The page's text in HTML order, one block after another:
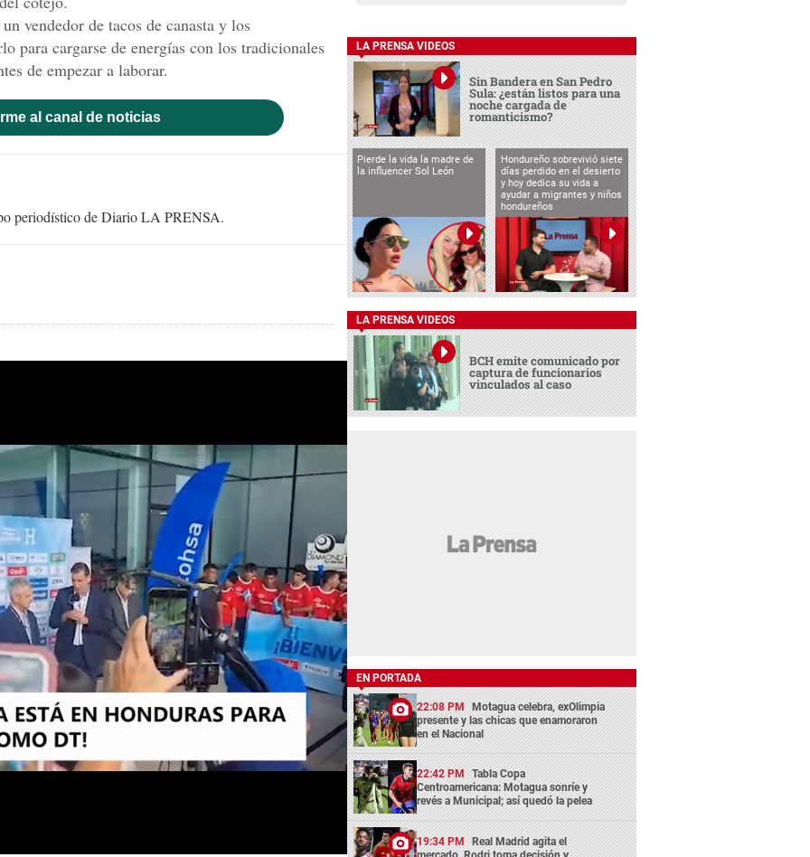
vendedor de tacos de canasta y los
para cargarse de energías con los tradicionales
de empezar a laborar.
al canal de noticias
periodístico de Diario LA PRENSA.
LA PRENSA VIDEOS
Sin Bandera en San Pedro
Sula: ¿están listos para una
noche cargada de
romanticismo?
Pierde la vida la madre de
la influencer Sol León
Hondureño sobrevivió siete
días perdido en el desierto
y hoy dedica su vida a
ayudar a migrantes y niños
hondureños
LA PRENSA VIDEOS
BCH emite comunicado por
captura de funcionarios
vinculados al caso
EN PORTADA
22:08 PM Motagua celebra, exOlimpia
presente y las chicas que enamoraron
en el Nacional
22:42 PM Tabla Copa
Centroamericana: Motagua sonríe y
revés a Municipal; así quedó la pelea
19:34 PM Real Madrid agita el